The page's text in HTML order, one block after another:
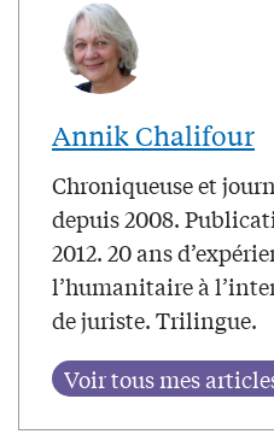
Annik Chalifour
Chroniqueuse et
depuis 2008.
2012. 20 ans
l’humanitaire à
de juriste. Trilingue.